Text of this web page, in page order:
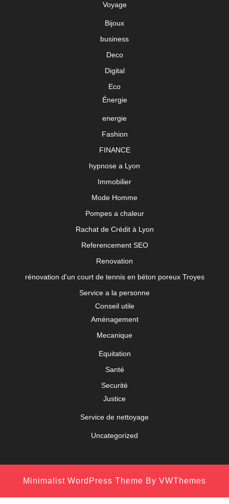
Voyage
Bijoux
business
Deco
Digital
Eco
Énergie
energie
Fashion
FINANCE
hypnose a Lyon
Immobilier
Mode Homme
Pompes a chaleur
Rachat de Crédit à Lyon
Referencement SEO
Renovation
rénovation d'un court de tennis en béton poreux Troyes
Service a la personne
Conseil utile
Aménagement
Mecanique
Equitation
Santé
Securité
Justice
Service de nettoyage
Uncategorized
Minimalist WordPress Theme By VWThemes